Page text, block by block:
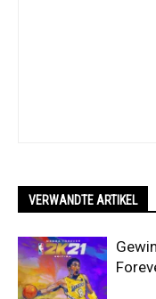
VERWANDTE ARTIKEL